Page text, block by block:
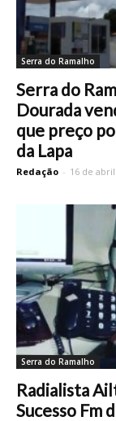
Serra do Ramalho
Serra do
Dourada
que preço
da Lapa
Redação - 16 de
Serra do Ramalho
Radialista
Sucesso Fm